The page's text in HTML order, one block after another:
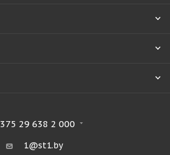
375 29 638 2 000
1@st1.by